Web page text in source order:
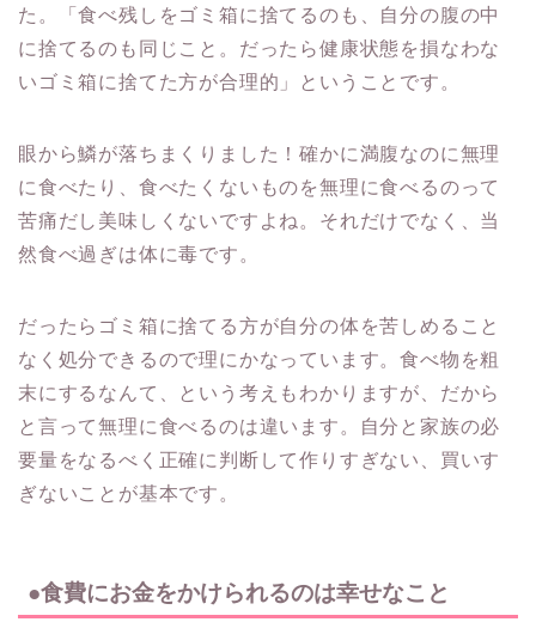
た。「食べ残しをゴミ箱に捨てるのも、自分の腹の中
に捨てるのも同じこと。だったら健康状態を損なわな
いゴミ箱に捨てた方が合理的」ということです。
眼から鱗が落ちまくりました！確かに満腹なのに無理
に食べたり、食べたくないものを無理に食べるのって
苦痛だし美味しくないですよね。それだけでなく、当
然食べ過ぎは体に毒です。
だったらゴミ箱に捨てる方が自分の体を苦しめること
なく処分できるので理にかなっています。食べ物を粗
末にするなんて、という考えもわかりますが、だから
と言って無理に食べるのは違います。自分と家族の必
要量をなるべく正確に判断して作りすぎない、買いす
ぎないことが基本です。
●食費にお金をかけられるのは幸せなこと